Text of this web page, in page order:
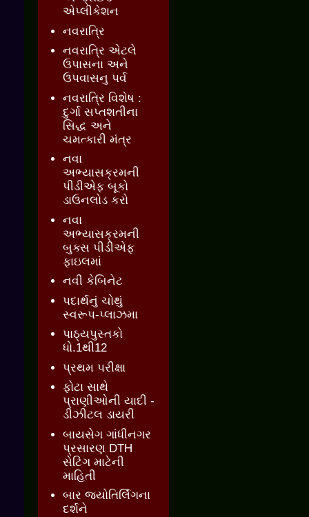
એપ્લીકેશન
નવરાત્રિ
નવરાત્રિ એટલે
ઉપાસના અને
ઉપવાસનુ પર્વ
નવરાત્રિ વિશેષ :
દુર્ગા સપ્તશતીના
સિદ્ધ અને
ચમત્કારી મંત્ર
નવા
અભ્યાસક્રમની
પીડીએફ બૂકો
ડાઉનલોડ કરો
નવા
અભ્યાસક્રમની
બુક્સ પીડીએફ
ફાઇલમાં
નવી કેબિનેટ
પદાર્થનું ચોથું
સ્વરૂપ-પ્લાઝમા
પાઠ્યપુસ્તકો
ધો.1થી12
પ્રથમ પરીક્ષા
ફોટા સાથે
પ્રાણીઓની યાદી -
ડીઝીટલ ડાયરી
બાયસેગ ગાંધીનગર
પ્રસારણ DTH
સેટિંગ માટેની
માહિતી
બાર જ્‍યોતિર્લિંગના
દર્શને